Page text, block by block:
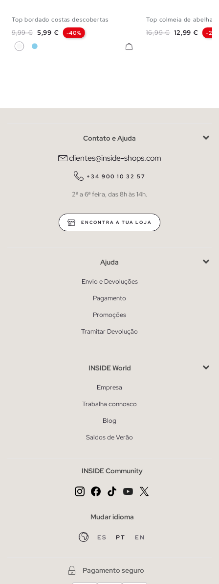
Top bordado costas descobertas
Preço normal
9,99 € Preço
5,99 € -40%
BrancoAzul Céu
Top colmeia de abelha
Preço normal
16,99 € Preço
12,99 € -
Contato e Ajuda
clientes@inside-shops.com
+34 900 10 32 57
2ª a 6ª feira, das 8h às 14h.
ENCONTRA A TUA LOJA
Ajuda
Envio e Devoluções
Pagamento
Promoções
Tramitar Devolução
INSIDE World
Empresa
Trabalha connosco
Blog
Saldos de Verão
INSIDE Community
Mudar idioma
ES PT EN
Pagamento seguro